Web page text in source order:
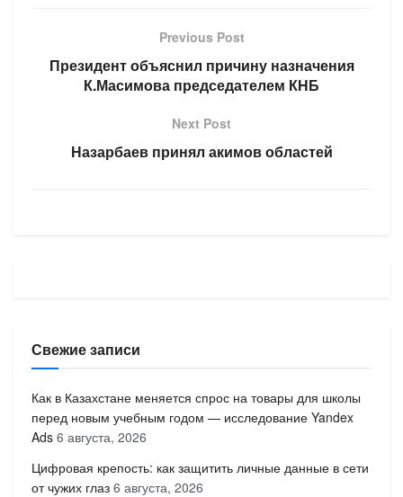
Previous Post
Президент объяснил причину назначения
К.Масимова председателем КНБ
Next Post
Назарбаев принял акимов областей
Свежие записи
Как в Казахстане меняется спрос на товары для школы
перед новым учебным годом — исследование Yandex
Ads 6 августа, 2026
Цифровая крепость: как защитить личные данные в сети
от чужих глаз 6 августа, 2026